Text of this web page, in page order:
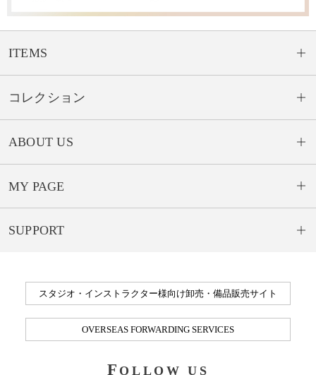
ITEMS
コレクション
ABOUT US
MY PAGE
SUPPORT
スタジオ・インストラクター様向け卸売・備品販売サイト
OVERSEAS FORWARDING SERVICES
F OLLOW US